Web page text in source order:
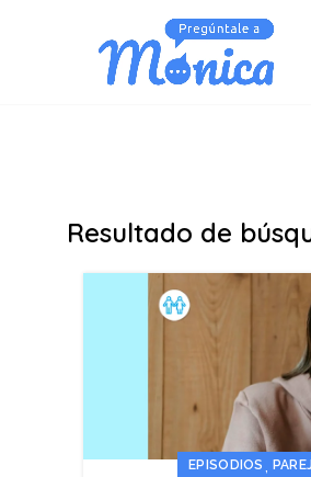
Resultado de
EPISODIOS ,